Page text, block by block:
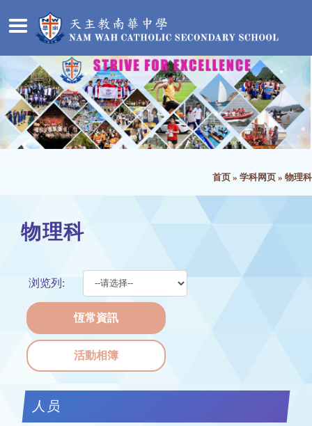
首页 » 学科网页 » 物理科
物理科
浏览列:
恆常資訊
活動相簿
人员